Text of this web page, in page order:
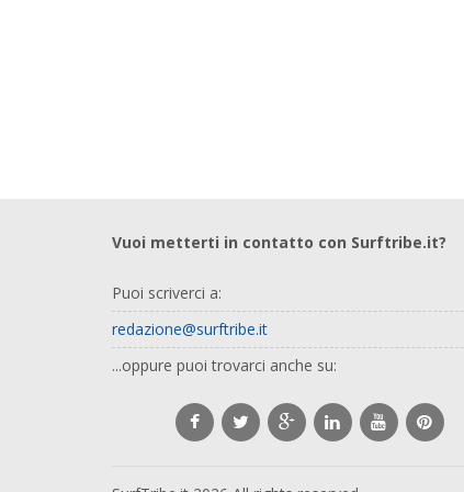
Vuoi metterti in contatto con Surftribe.it?
Puoi scriverci a:
redazione@surftribe.it
...oppure puoi trovarci anche su: